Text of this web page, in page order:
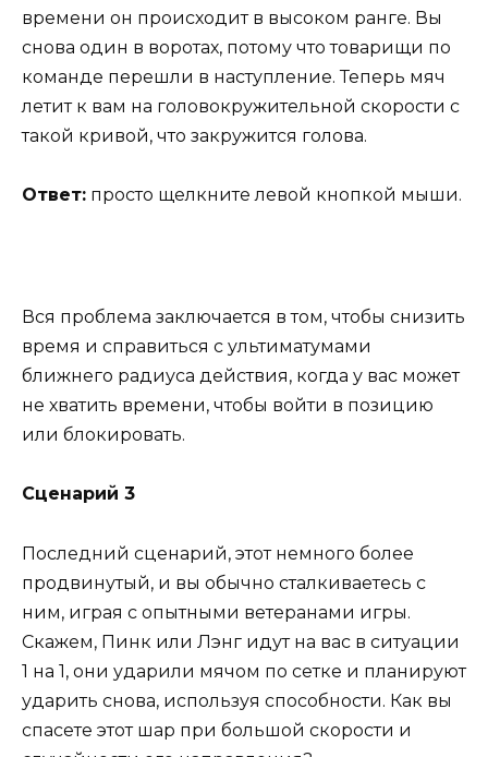
времени он происходит в высоком ранге. Вы
снова один в воротах, потому что товарищи по
команде перешли в наступление. Теперь мяч
летит к вам на головокружительной скорости с
такой кривой, что закружится голова.
Ответ: просто щелкните левой кнопкой мыши.
Вся проблема заключается в том, чтобы снизить
время и справиться с ультиматумами
ближнего радиуса действия, когда у вас может
не хватить времени, чтобы войти в позицию
или блокировать.
Сценарий 3
Последний сценарий, этот немного более
продвинутый, и вы обычно сталкиваетесь с
ним, играя с опытными ветеранами игры.
Скажем, Пинк или Лэнг идут на вас в ситуации
1 на 1, они ударили мячом по сетке и планируют
ударить снова, используя способности. Как вы
спасете этот шар при большой скорости и